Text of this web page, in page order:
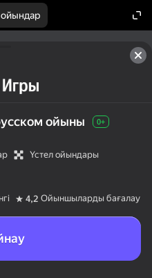
ойыны 0+
Үстел ойындары
4,2 Ойыншыларды бағалау